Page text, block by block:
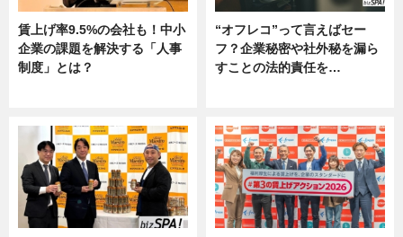
賃上げ率9.5%の会社も！中小
企業の課題を解決する「人事
制度」とは？
“オフレコ”って言えばセー
フ？企業秘密や社外秘を漏ら
すことの法的責任を…